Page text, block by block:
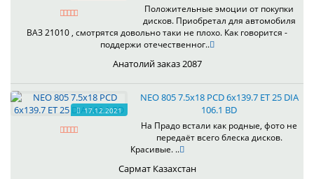
Положительные эмоции от покупки
дисков. Приобретал для автомобиля
ВАЗ 21010 , смотрятся довольно таки не плохо. Как говорится -
поддержи отечественног..
Анатолий заказ 2087
17.12.2021
NEO 805 7.5x18 PCD 6x139.7 ET 25 DIA
106.1 BD
На Прадо встали как родные, фото не
передаёт всего блеска дисков.
Красивые. ..
Сармат Казахстан